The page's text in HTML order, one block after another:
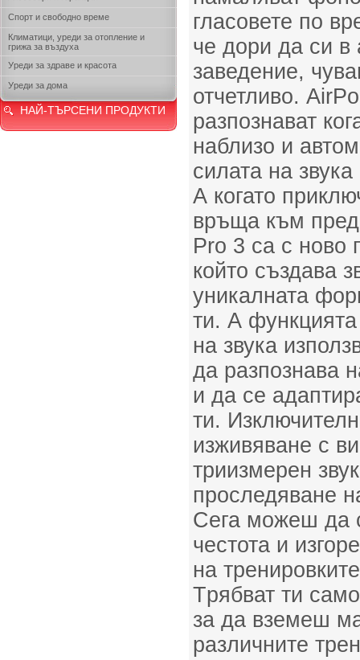
Спорт и свободно време
Климатици, уреди за отопление и
грижа за въздуха
Уреди за здраве и красота
Уреди за дома
НАЙ-ТЪРСЕНИ ПРОДУКТИ
гласовете по
че дори да си в
заведение,
отчетливо.
разпознават
наблизо и
силата на
А когато
връща към
Pro 3 са с ново
който създава
уникалната
ти. А
на звука
да разпознава
и да се
ти.
изживяване с
триизмерен
проследяване
Сега можеш да
честота и
на
Tрябват ти
за да вземеш
различните